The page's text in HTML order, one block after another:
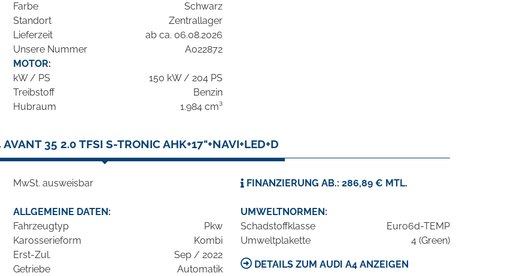
Farbe
Schwarz
Standort
Zentrallager
Lieferzeit
ab ca. 06.08.2026
Unsere Nummer
A022872
MOTOR:
kW / PS
150 kW / 204 PS
Treibstoff
Benzin
Hubraum
1.984 cm³
AVANT 35 2.0 TFSI S-TRONIC AHK+17"+NAVI+LED+D
MwSt. ausweisbar FINANZIERUNG AB.: 286,89 € MTL.
ALLGEMEINE DATEN:
Fahrzeugtyp
Pkw
Karosserieform
Kombi
Erst-Zul.
Sep / 2022
Getriebe
Automatik
UMWELTNORMEN:
Schadstoffklasse
Euro6d-TEMP
Umweltplakette
4 (Green)
DETAILS ZUM AUDI A4 ANZEIGEN